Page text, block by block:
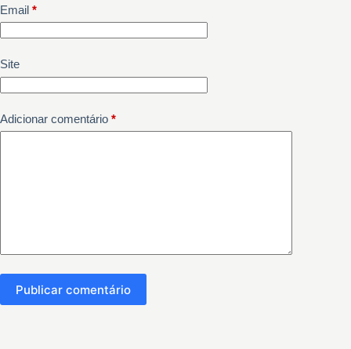
Email *
Site
Adicionar comentário *
Publicar comentário